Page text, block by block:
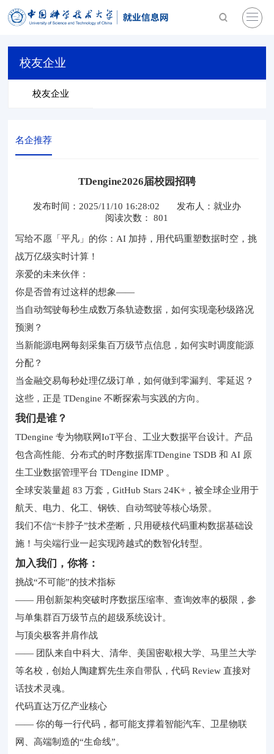
校友企业
校友企业
名企推荐
TDengine2026届校园招聘
发布时间：2025/11/10 16:28:02 发布人： 就业办
阅读次数：801
写给不愿「平凡」的你：AI 加持，用代码重塑数据时空，挑
战万亿级实时计算！
亲爱的未来伙伴：
你是否曾有过这样的想象——
当自动驾驶每秒生成数万条轨迹数据，如何实现毫秒级路况
预测？
当新能源电网每刻采集百万级节点信息，如何实时调度能源
分配？
当金融交易每秒处理亿级订单，如何做到零漏判、零延迟？
这些，正是 TDengine 不断探索与实践的方向。
我们是谁？
TDengine 专为物联网IoT平台 、工业大数据平台设计。产品
包含高性能、分布式的时序数据库TDengine TSDB 和 AI 原
生工业数据管理平台 TDengine IDMP。
全球安装量超 83 万套，GitHub Stars 24K+，被全球企业用于
航天、电力、化工、钢铁、自动驾驶等核心场景。
我们不信“卡脖子”技术垄断，只用硬核代码重构数据基础设
施！与尖端行业一起实现跨越式的数智化转型。
加入我们，你将：
挑战“不可能”的技术指标
—— 用创新架构突破时序数据压缩率、查询效率的极限，参
与单集群百万级节点的超级系统设计。
与顶尖极客并肩作战
—— 团队来自中科大、清华、美国密歇根大学、马里兰大学
等名校，创始人陶建辉先生亲自带队，代码 Review 直接对
话技术灵魂。
代码直达万亿产业核心
—— 你的每一行代码，都可能支撑着智能汽车、卫星物联
网、高端制造的“生命线”。